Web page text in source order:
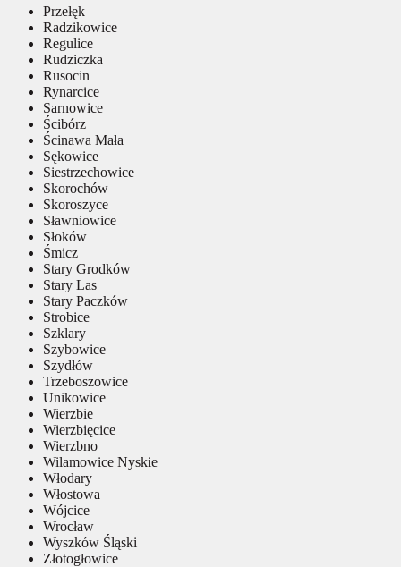
Przełęk
Radzikowice
Regulice
Rudziczka
Rusocin
Rynarcice
Sarnowice
Ścibórz
Ścinawa Mała
Sękowice
Siestrzechowice
Skorochów
Skoroszyce
Sławniowice
Słoków
Śmicz
Stary Grodków
Stary Las
Stary Paczków
Strobice
Szklary
Szybowice
Szydłów
Trzeboszowice
Unikowice
Wierzbie
Wierzbięcice
Wierzbno
Wilamowice Nyskie
Włodary
Włostowa
Wójcice
Wrocław
Wyszków Śląski
Złotogłowice